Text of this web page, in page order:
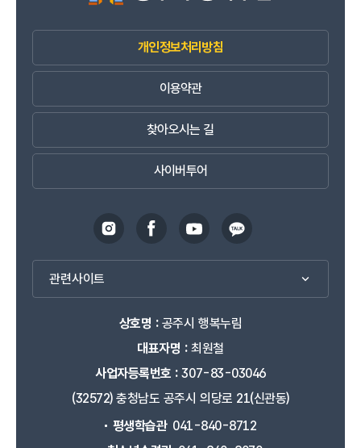
생활이 문화가 되는 공간에서 일상을 내딛는 행복한
발걸음을 준비합니다.
생활문화센터는 공주시민 모두가 일상 속 생활문화를
함께 누리고 학습과 함께 삶을 나누며 생활 속 필요를
꿈과 배움이 미래가 되는 공간에서 내일을 꿈꾸며
인생의 방향과 직업적 안목을 키워갑니다.
진로교육센터는 시민 모두가 미래의 희망을 위해 자기
주도적으로 미래에 만날 자신의 영향을 키우는
곳으로서 삶의 나리를 펼치는 마중물로서 큰 그림을
무한한 상상력과 꿈을 키우는 공간
공주만화작은도서관은 작지만 평온하게 책과 마주하는
것입니다.
꿈의 보고인 만화의 가치를 높이고 만화가의 꿈과 함께
배우고 나누며 성장하는 공간에서 배움에 대한
아쉬움이 없도록 다양한 프로그램을 운용하는
평생학습관은 일상의 문화를 선도하는
생활문화플랫폼입니다.
자기 개발을 위한 공간을 제공해 시민이 자신의 소중한
시간과 삶을 디자인할 수 있도록 도울 것입니다.
국민체육센터는 건강한 즐거움을 운동과 함께 키우는
개인정보처리방침
이용약관
찾아오시는 길
사이버투어
관련사이트
상호명 :공주시 행복누림
대표자명 :최원철
사업자등록번호 :307-83-03046
(32572) 충청남도 공주시 의당로 21(신관동)
평생학습관 041-840-8712